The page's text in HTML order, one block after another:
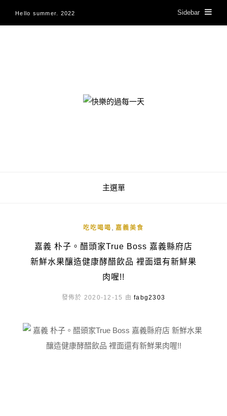
Hello summer. 2022 Sidebar
快樂的過每一天
主選單
吃吃喝喝 嘉義美食
嘉義 朴子。醋頭家True Boss 嘉義縣府店
新鮮水果釀造健康酵醋飲品 裡面還有新鮮果
肉喔!!
發佈於 2020-12-15 由fabg2303